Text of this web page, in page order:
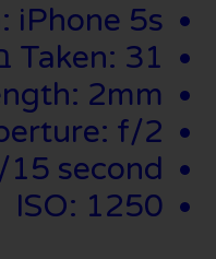
iPhone 5s
Taken: 31 בDecember 2016
2mm
f/2
second
ISO: 1250